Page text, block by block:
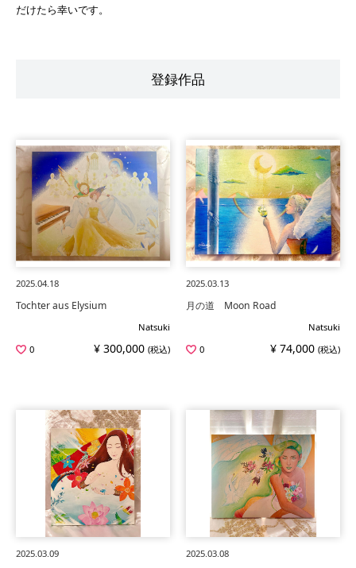
だけたら幸いです。
登録作品
2025.04.18
Tochter aus Elysium
Natsuki
0
¥ 300,000 (税込)
2025.03.13
月の道 Moon Road
Natsuki
0
¥ 74,000 (税込)
2025.03.09 2025.03.08